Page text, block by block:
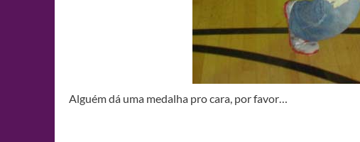
Alguém dá uma medalha pro cara, por favor…